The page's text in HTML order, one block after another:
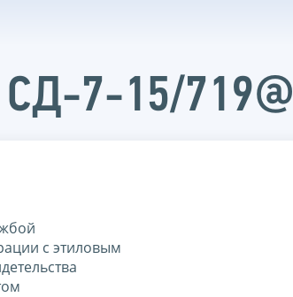
7-15/719@
с этиловым